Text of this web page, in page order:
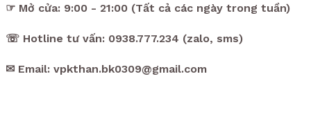
☞ Mở cửa: 9:00 - 21:00 (Tất cả các ngày trong tuần)
☏ Hotline tư vấn: 0938.777.234 (zalo, sms)
✉ Email: vpkthan.bk0309@gmail.com